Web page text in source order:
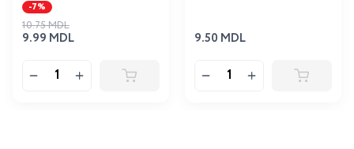
-7%
9.99 MDL
10.75 MDL
9.50 MDL